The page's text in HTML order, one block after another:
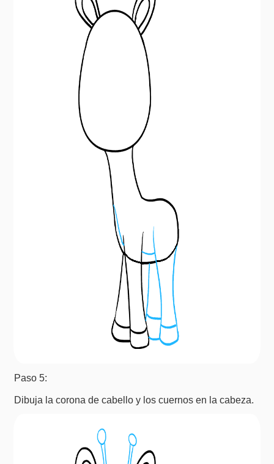
Paso 5:
Dibuja la corona de cabello y los cuernos en la cabeza.